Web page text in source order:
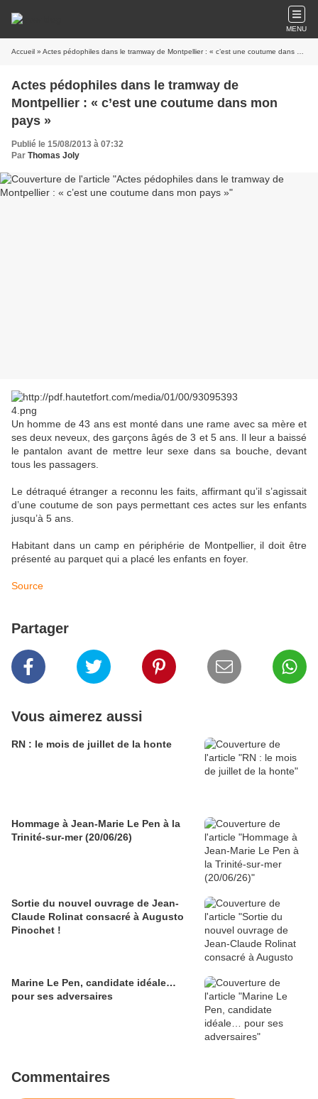
MENU
Accueil » Actes pédophiles dans le tramway de Montpellier : « c’est une coutume dans mon pays »
Actes pédophiles dans le tramway de
Montpellier : « c’est une coutume dans mon
pays »
Publié le 15/08/2013 à 07:32
Par Thomas Joly
Un homme de 43 ans est monté dans une rame avec sa mère et
ses deux neveux, des garçons âgés de 3 et 5 ans. Il leur a baissé
le pantalon avant de mettre leur sexe dans sa bouche, devant
tous les passagers.
Le détraqué étranger a reconnu les faits, affirmant qu’il s’agissait
d’une coutume de son pays permettant ces actes sur les enfants
jusqu’à 5 ans.
Habitant dans un camp en périphérie de Montpellier, il doit être
présenté au parquet qui a placé les enfants en foyer.
Source
Partager
Vous aimerez aussi
RN : le mois de juillet de la honte
Hommage à Jean-Marie Le Pen à la
Trinité-sur-mer (20/06/26)
Sortie du nouvel ouvrage de Jean-
Claude Rolinat consacré à Augusto
Pinochet !
Marine Le Pen, candidate idéale…
pour ses adversaires
Commentaires